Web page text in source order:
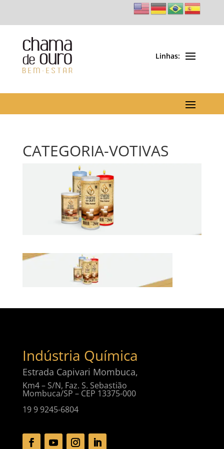
CATEGORIA-VOTIVAS
Indústria Química
Estrada Capivari Mombuca,
Km4 – S/N, Faz. S. Sebastião
Mombuca/SP – CEP 13375-000
19 9 9245-6804